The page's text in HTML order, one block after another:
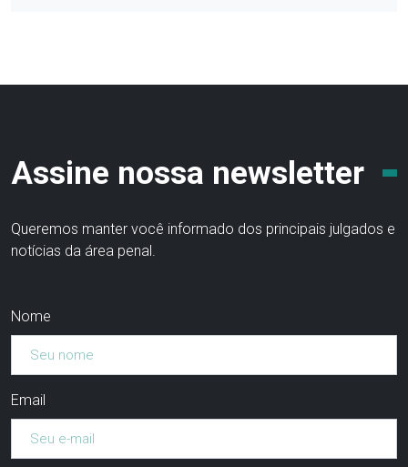
Assine nossa newsletter
Queremos manter você informado dos principais julgados e
notícias da área penal.
Nome
Email